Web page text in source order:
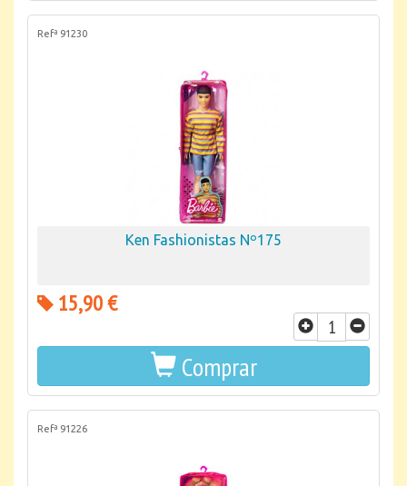
Refª 91230
Ken Fashionistas Nº175
15,90 €
Comprar
Refª 91226